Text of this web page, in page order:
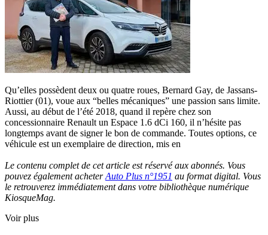
Qu’elles possèdent deux ou quatre roues, Bernard Gay, de Jassans-
Riottier (01), voue aux “belles mécaniques” une passion sans limite.
Aussi, au début de l’été 2018, quand il repère chez son
concessionnaire Renault un Espace 1.6 dCi 160, il n’hésite pas
longtemps avant de signer le bon de commande. Toutes options, ce
véhicule est un exemplaire de direction, mis en
Le contenu complet de cet article est réservé aux abonnés. Vous
pouvez également acheterAuto Plus n°1951 au format digital. Vous
le retrouverez immédiatement dans votre bibliothèque numérique
KiosqueMag.
Voir plus